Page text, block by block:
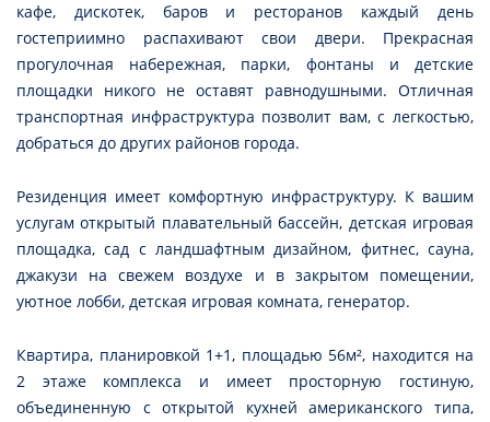
кафе, дискотек, баров и ресторанов каждый день
гостеприимно распахивают свои двери. Прекрасная
прогулочная набережная, парки, фонтаны и детские
площадки никого не оставят равнодушными. Отличная
транспортная инфраструктура позволит вам, с легкостью,
добраться до других районов города.
Резиденция имеет комфортную инфраструктуру. К вашим
услугам открытый плавательный бассейн, детская игровая
площадка, сад с ландшафтным дизайном, фитнес, сауна,
джакузи на свежем воздухе и в закрытом помещении,
уютное лобби, детская игровая комната, генератор.
Квартира, планировкой 1+1, площадью 56м², находится на
2 этаже комплекса и имеет просторную гостиную,
объединенную с открытой кухней американского типа,